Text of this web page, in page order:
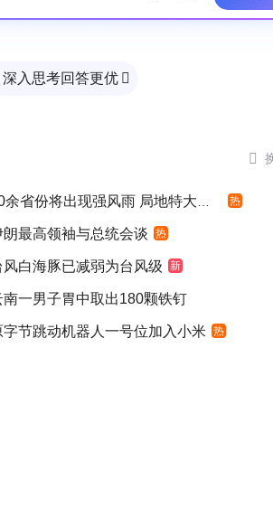
入思考回答更优 

余省份将出现强风雨 局地特大暴雨 热
朗最高领袖与总统会谈 热
风白海豚已减弱为台风级 新
南一男子胃中取出180颗铁钉
字节跳动机器人一号位加入小米 热